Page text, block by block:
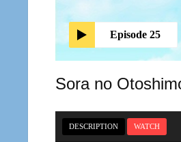
Episode 25
Sora no
DESCRIPTION WATCH